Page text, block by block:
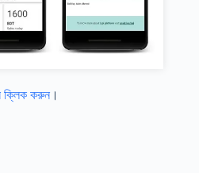
ক্লিক করুন ।